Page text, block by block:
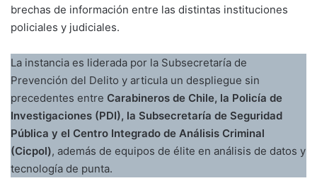
brechas de información entre las distintas instituciones
policiales y judiciales.
La instancia es liderada por la Subsecretaría de
Prevención del Delito y articula un despliegue sin
precedentes entre Carabineros de Chile, la Policía de
Investigaciones (PDI), la Subsecretaría de Seguridad
Pública y el Centro Integrado de Análisis Criminal
(Cicpol), además de equipos de élite en análisis de datos y
tecnología de punta.